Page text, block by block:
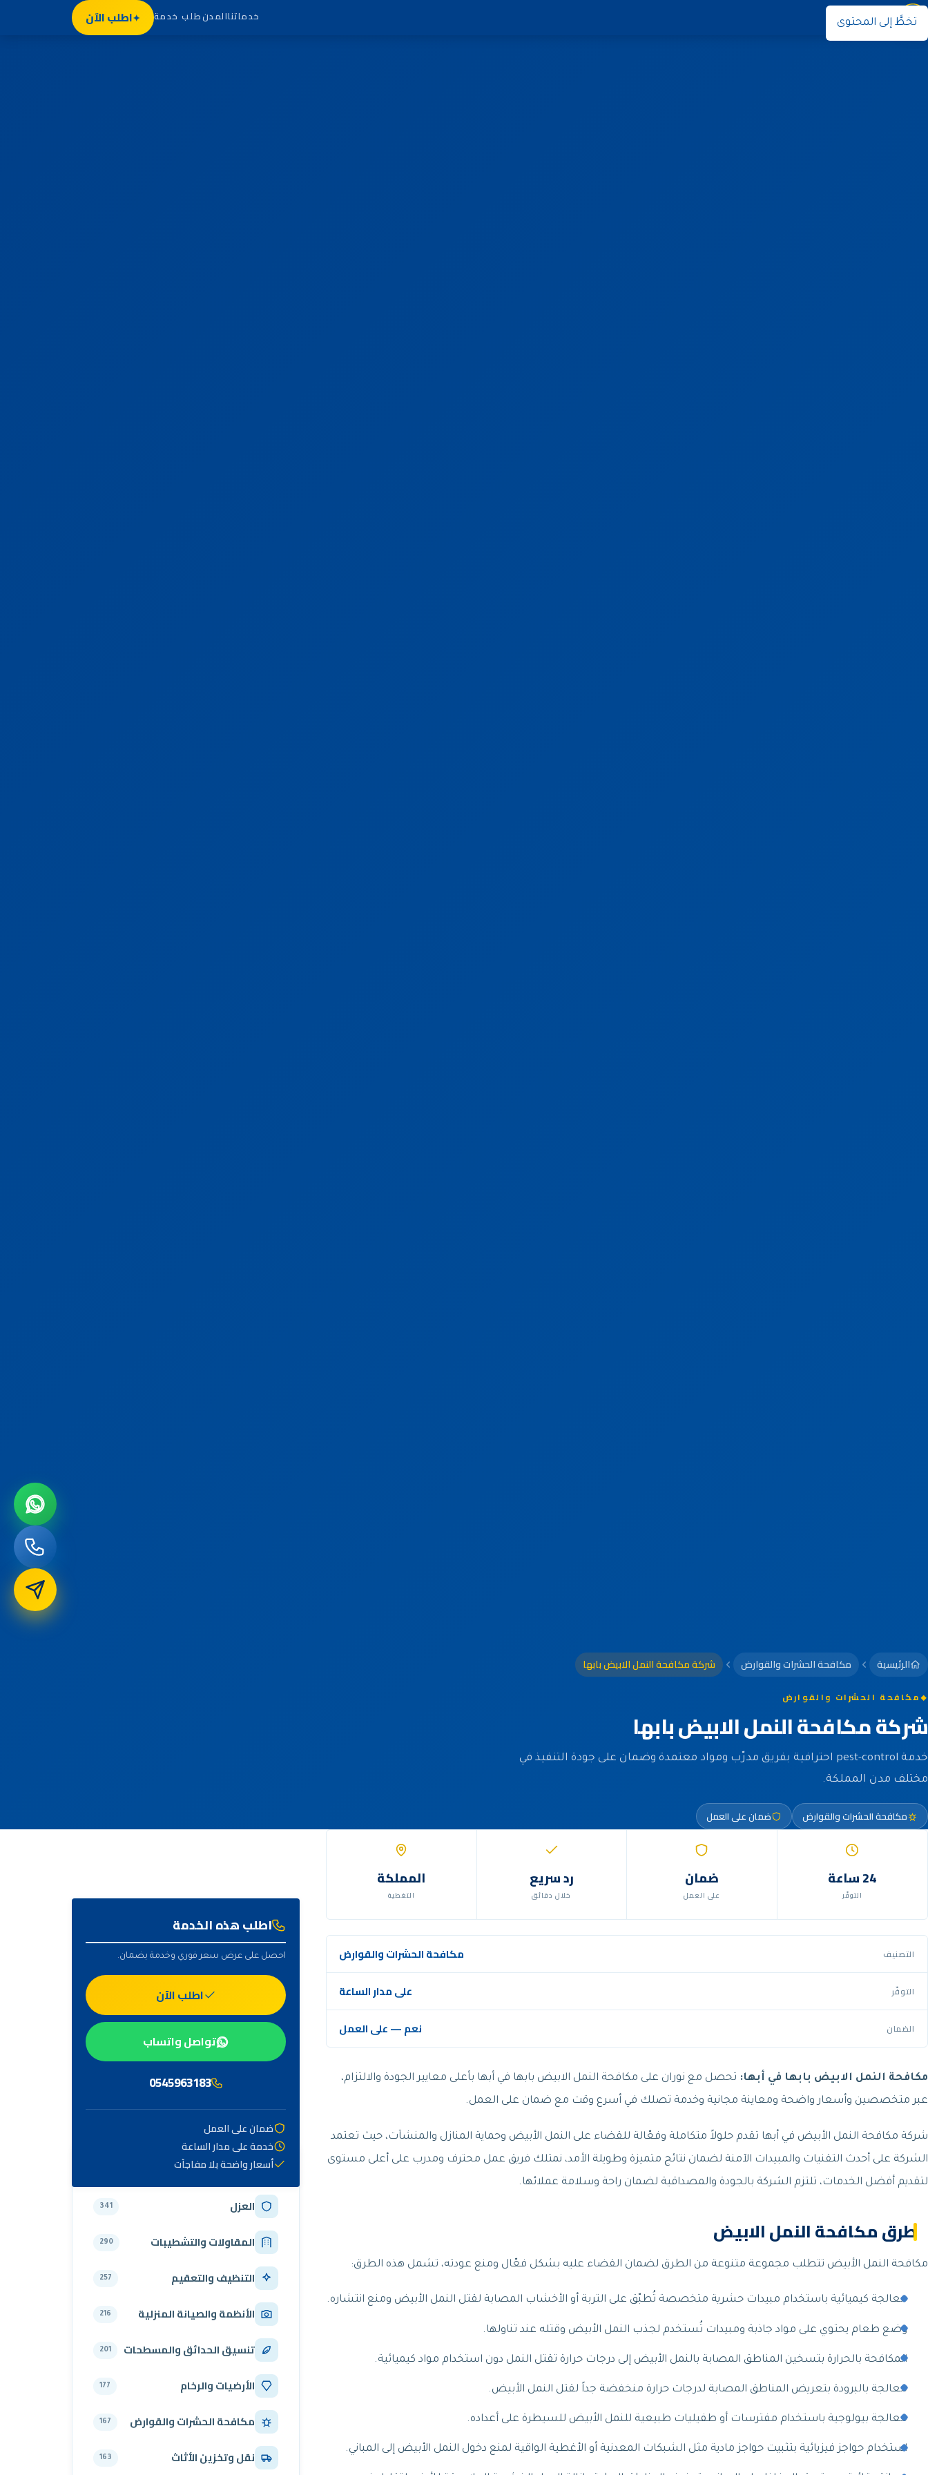
تخطَّ إلى المحتوى خدماتناالمدنطلب خدمة اطلب الآن نوران
الرئيسية مكافحة الحشرات والقوارض شركة مكافحة النمل الابيض بابها
مكافحة الحشرات والقوارض
شركة مكافحة النمل الابيض بابها
خدمة pest-control احترافية بفريق مدرّب ومواد معتمدة وضمان على جودة التنفيذ في
مختلف مدن المملكة.
مكافحة الحشرات والقوارض ضمان على العمل
24 ساعة
التوفّر
ضمان
على العمل
رد سريع
خلال دقائق
المملكة
التغطية
التصنيف مكافحة الحشرات والقوارض
التوفّر على مدار الساعة
الضمان نعم — على العمل
مكافحة النمل الابيض بابها في أبها: تحصل مع نوران على مكافحة النمل الابيض بابها في أبها بأعلى معايير الجودة والالتزام،
عبر متخصصين وأسعار واضحة ومعاينة مجانية وخدمة تصلك في أسرع وقت مع ضمان على العمل.
شركة مكافحة النمل الأبيض في أبها تقدم حلولاً متكاملة وفعّالة للقضاء على النمل الأبيض وحماية المنازل والمنشآت، حيث تعتمد
الشركة على أحدث التقنيات والمبيدات الآمنة لضمان نتائج متميزة وطويلة الأمد، نمتلك فريق عمل محترف ومدرب على أعلى مستوى
لتقديم أفضل الخدمات، تلتزم الشركة بالجودة والمصداقية لضمان راحة وسلامة عملائها.
طرق مكافحة النمل الابيض
مكافحة النمل الأبيض تتطلب مجموعة متنوعة من الطرق لضمان القضاء عليه بشكل فعّال ومنع عودته، تشمل هذه الطرق:
معالجة كيميائية باستخدام مبيدات حشرية متخصصة تُطبّق على التربة أو الأخشاب المصابة لقتل النمل الأبيض ومنع انتشاره.
وضع طعام يحتوي على مواد جاذبة ومبيدات تُستخدم لجذب النمل الأبيض وقتله عند تناولها.
المكافحة بالحرارة بتسخين المناطق المصابة بالنمل الأبيض إلى درجات حرارة تقتل النمل دون استخدام مواد كيميائية.
معالجة بالبرودة بتعريض المناطق المصابة لدرجات حرارة منخفضة جداً لقتل النمل الأبيض.
معالجة بيولوجية باستخدام مفترسات أو طفيليات طبيعية للنمل الأبيض للسيطرة على أعداده.
استخدام حواجز فيزيائية بتثبيت حواجز مادية مثل الشبكات المعدنية أو الأغطية الواقية لمنع دخول النمل الأبيض إلى المباني.
اطلب هذه الخدمة
احصل على عرض سعر فوري وخدمة بضمان.
اطلب الآن
تواصل واتساب
0545963183
ضمان على العمل
خدمة على مدار الساعة
أسعار واضحة بلا مفاجآت
أهم التصنيفات
العزل 341
المقاولات والتشطيبات 290
التنظيف والتعقيم 257
الأنظمة والصيانة المنزلية 216
تنسيق الحدائق والمسطحات 201
الأرضيات والرخام 177
مكافحة الحشرات والقوارض 167
نقل وتخزين الأثاث 163